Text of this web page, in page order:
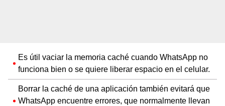
Es útil vaciar la memoria caché cuando WhatsApp no
funciona bien o se quiere liberar espacio en el celular.
Borrar la caché de una aplicación también evitará que
WhatsApp encuentre errores, que normalmente llevan